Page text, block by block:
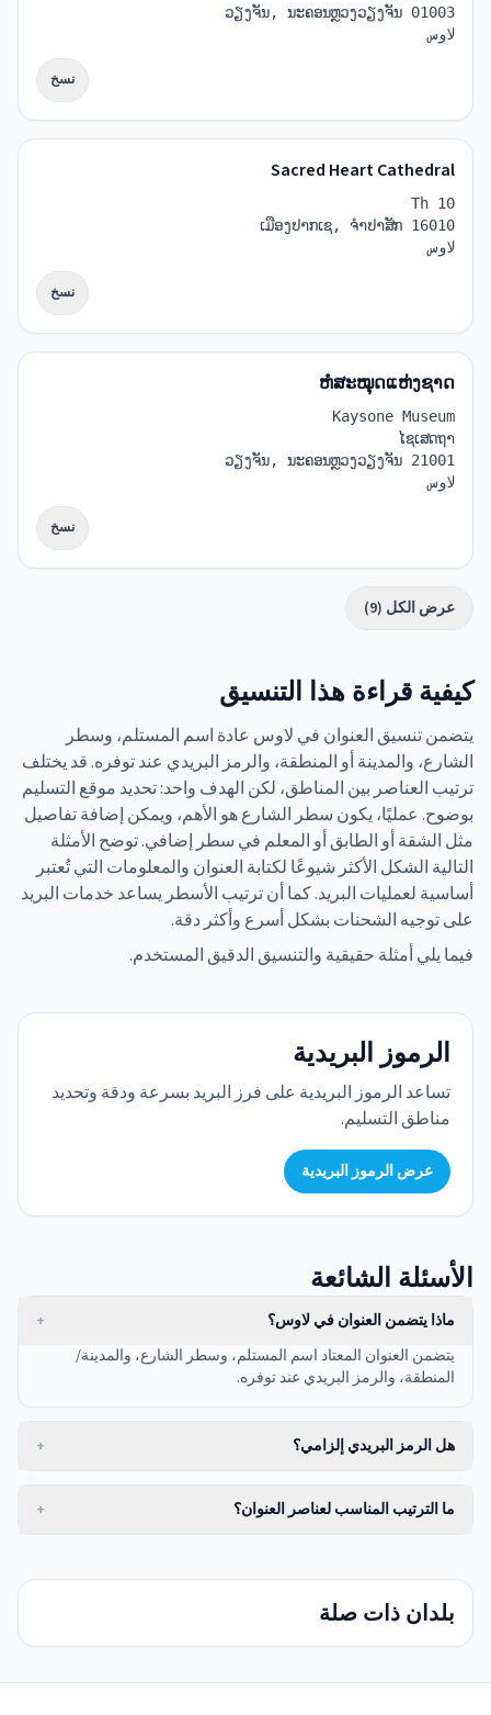
ວຽງຈັນ, ນະຄອນຫຼວງວຽງຈັນ 01003
لاوس
نسخ
Sacred Heart Cathedral
Th 10
ເມືອງປາກເຊ, ຈຳປາສັກ 16010
لاوس
نسخ
ຫໍສະໝຸດແຫ່ງຊາດ
Kaysone Museum
ໄຊເສດຖາ
ວຽງຈັນ, ນະຄອນຫຼວງວຽງຈັນ 21001
لاوس
نسخ
عرض الكل (9)
كيفية قراءة هذا التنسيق
يتضمن تنسيق العنوان في لاوس عادة اسم المستلم، وسطر
الشارع، والمدينة أو المنطقة، والرمز البريدي عند توفره. قد يختلف
ترتيب العناصر بين المناطق، لكن الهدف واحد: تحديد موقع التسليم
بوضوح. عمليًا، يكون سطر الشارع هو الأهم، ويمكن إضافة تفاصيل
مثل الشقة أو الطابق أو المعلم في سطر إضافي. توضح الأمثلة
التالية الشكل الأكثر شيوعًا لكتابة العنوان والمعلومات التي تُعتبر
أساسية لعمليات البريد. كما أن ترتيب الأسطر يساعد خدمات البريد
على توجيه الشحنات بشكل أسرع وأكثر دقة.
فيما يلي أمثلة حقيقية والتنسيق الدقيق المستخدم.
الرموز البريدية
تساعد الرموز البريدية على فرز البريد بسرعة ودقة وتحديد
مناطق التسليم.
عرض الرموز البريدية
الأسئلة الشائعة
ماذا يتضمن العنوان في لاوس؟
+
يتضمن العنوان المعتاد اسم المستلم، وسطر الشارع، والمدينة/
المنطقة، والرمز البريدي عند توفره.
هل الرمز البريدي إلزامي؟ +
ما الترتيب المناسب لعناصر العنوان؟ +
بلدان ذات صلة